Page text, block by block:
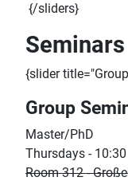
{/sliders}
Seminars
{slider
Group
Master/PhD
Thursdays - 10:30
Room 312 -